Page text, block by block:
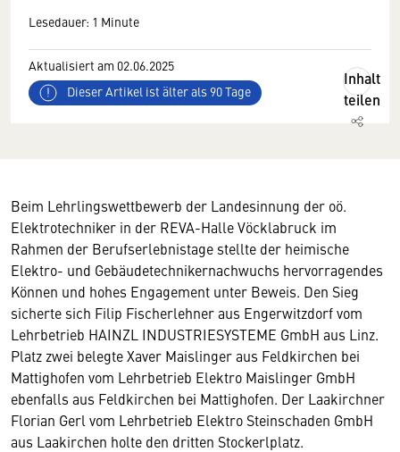
Lesedauer: 1 Minute
Aktualisiert am 02.06.2025
Dieser Artikel ist älter als 90 Tage
Inhalt
teilen
Beim Lehrlingswettbewerb der Landesinnung der oö.
Elektrotechniker in der REVA-Halle Vöcklabruck im
Rahmen der Berufserlebnistage stellte der heimische
Elektro- und Gebäudetechnikernachwuchs hervorragendes
Können und hohes Engagement unter Beweis. Den Sieg
sicherte sich Filip Fischerlehner aus Engerwitzdorf vom
Lehrbetrieb HAINZL INDUSTRIESYSTEME GmbH aus Linz.
Platz zwei belegte Xaver Maislinger aus Feldkirchen bei
Mattighofen vom Lehrbetrieb Elektro Maislinger GmbH
ebenfalls aus Feldkirchen bei Mattighofen. Der Laakirchner
Florian Gerl vom Lehrbetrieb Elektro Steinschaden GmbH
aus Laakirchen holte den dritten Stockerlplatz.